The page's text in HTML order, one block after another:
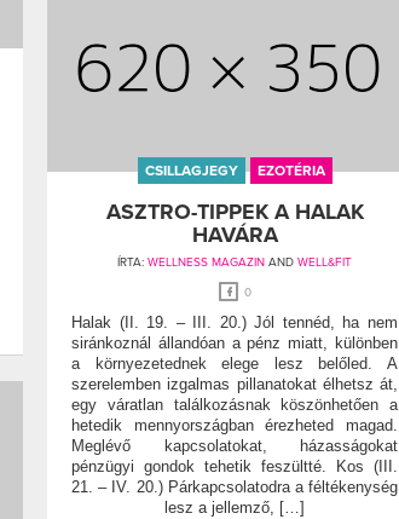
CSILLAGJEGY EZOTÉRIA
ASZTRO-TIPPEK A HALAK
HAVÁRA
ÍRTA: WELLNESS MAGAZIN AND WELL&FIT
0
Halak (II. 19. – III. 20.) Jól tennéd, ha nem
siránkoznál állandóan a pénz miatt, különben
a környezetednek elege lesz belőled. A
szerelemben izgalmas pillanatokat élhetsz át,
egy váratlan találkozásnak köszönhetően a
hetedik mennyországban érezheted magad.
Meglévő kapcsolatokat, házasságokat
pénzügyi gondok tehetik feszültté. Kos (III.
21. – IV. 20.) Párkapcsolatodra a féltékenység
lesz a jellemző, […]